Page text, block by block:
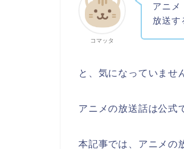
コマッタ
アニメ
放送す
と、気になっていませ
アニメの放送話は公式
本記事では、アニメの